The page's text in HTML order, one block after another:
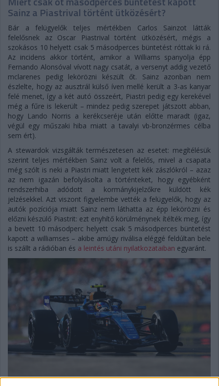
Sainz a Piastrival történt ütközésért?
Bár a felügyelők teljes mértékben Carlos Sainzot látták
felelősnek az Oscar Piastrival történt ütközésért, mégis a
szokásos 10 helyett csak 5 másodperces büntetést róttak ki rá.
Az incidens akkor történt, amikor a Williams spanyolja épp
Fernando Alonsóval vívott nagy csatát, a versenyt addig vezető
mclarenes pedig lekörözni készült őt. Sainz azonban nem
észlelte, hogy az ausztrál külső íven mellé került a 3-as kanyar
felé menet, így a két autó összeért, Piastri pedig egy kerekével
még a fűre is lekerült – mindez pedig szerepet játszott abban,
hogy Lando Norris a kerékcseréje után előtte maradt (igaz,
végül egy műszaki hiba miatt a tavalyi vb-bronzérmes célba
sem ért).
A stewardok vizsgálták természetesen az esetet: megítélésük
szerint teljes mértékben Sainz volt a felelős, mivel a csapata
még szólt is neki a Piastri miatt lengetett kék zászlókról – azaz
az nem igazán befolyásolta a történteket, hogy egyébként
rendszerhiba adódott a kormánykijelzőkre küldött kék
jelzésekkel. Azt viszont figyelembe vették a felügyelők, hogy az
autók pozíciója miatt Sainz nem láthatta az épp lekörözni és
előzni készülő Piastrit: ezt enyhítő körülménynek ítélték meg, így
a bevett 10 másodperc helyett csak 5 másodperces büntetést
kapott a williamses – akibe amúgy riválisa eléggé feldúltan bele
is szállt a rádióban és a leintés utáni nyilatkozataiban egyaránt.